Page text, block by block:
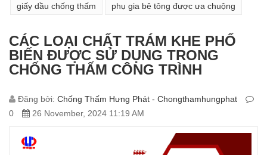
giấy dầu chống thấm phụ gia bê tông được ưa chuộng
CÁC LOẠI CHẤT TRÁM KHE PHỔ
BIẾN ĐƯỢC SỬ DỤNG TRONG
CHỐNG THẤM CÔNG TRÌNH
Đăng bởi: Chống Thấm Hưng Phát - Chongthamhungphat
0
26 November, 2024 11:19 AM